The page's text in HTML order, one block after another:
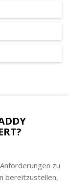
zu
bereitzustellen,